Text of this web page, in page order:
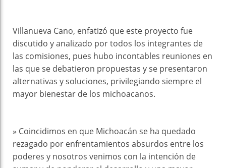
Villanueva Cano, enfatizó que este proyecto fue
discutido y analizado por todos los integrantes de
las comisiones, pues hubo incontables reuniones en
las que se debatieron propuestas y se presentaron
alternativas y soluciones, privilegiando siempre el
mayor bienestar de los michoacanos.
» Coincidimos en que Michoacán se ha quedado
rezagado por enfrentamientos absurdos entre los
poderes y nosotros venimos con la intención de